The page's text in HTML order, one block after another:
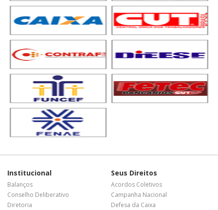
Institucional
Balanços
Conselho Deliberativo
Diretoria
Seus Direitos
Acordos Coletivos
Campanha Nacional
Defesa da Caixa